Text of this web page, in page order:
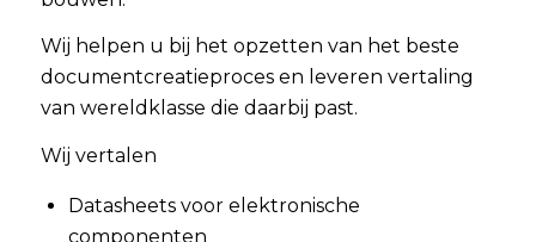
Wij helpen u bij het opzetten van het beste
documentcreatieproces en leveren vertaling
van wereldklasse die daarbij past.
Wij vertalen
Datasheets voor elektronische
componenten